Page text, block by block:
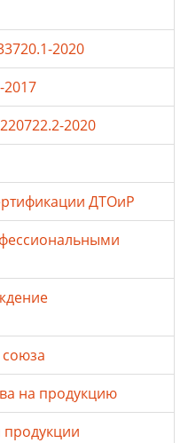
2020
2017
2020
ДТОиР
на продукцию